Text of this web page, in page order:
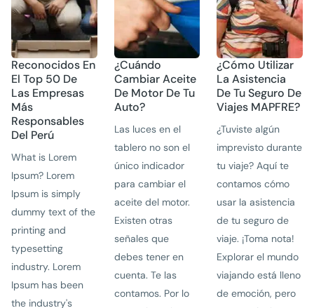
Reconocidos En
El Top 50 De
Las Empresas
Más
Responsables
Del Perú
What is Lorem
Ipsum? Lorem
Ipsum is simply
dummy text of the
printing and
typesetting
industry. Lorem
Ipsum has been
the industry's
¿Cuándo
Cambiar Aceite
De Motor De Tu
Auto?
Las luces en el
tablero no son el
único indicador
para cambiar el
aceite del motor.
Existen otras
señales que
debes tener en
cuenta. Te las
contamos. Por lo
¿Cómo Utilizar
La Asistencia
De Tu Seguro De
Viajes MAPFRE?
¿Tuviste algún
imprevisto durante
tu viaje? Aquí te
contamos cómo
usar la asistencia
de tu seguro de
viaje. ¡Toma nota!
Explorar el mundo
viajando está lleno
de emoción, pero